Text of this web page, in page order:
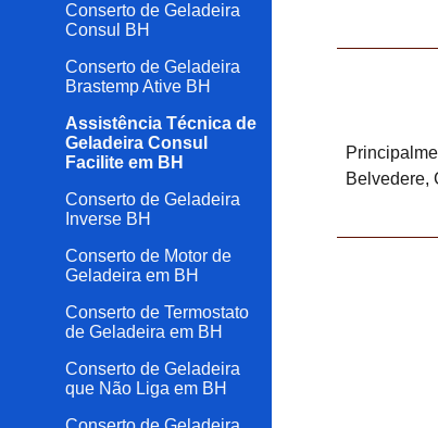
Conserto de Geladeira
Consul BH
Conserto de Geladeira
Brastemp Ative BH
Assistência Técnica de
Geladeira Consul
Facilite em BH
Conserto de Geladeira
Inverse BH
Conserto de Motor de
Geladeira em BH
Conserto de Termostato
de Geladeira em BH
Conserto de Geladeira
que Não Liga em BH
Belvedere,